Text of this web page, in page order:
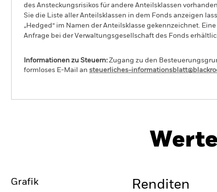
des Ansteckungsrisikos für andere Anteilsklassen
Sie die Liste aller Anteilsklassen in dem Fonds anzeigen
„Hedged“ im Namen der Anteilsklasse gekennzeichnet.
Anfrage bei der Verwaltungsgesellschaft des Fonds
Informationen zu Steuern: Zugang zu den
formloses E-Mail an steuerliches-
Grafik Renditen